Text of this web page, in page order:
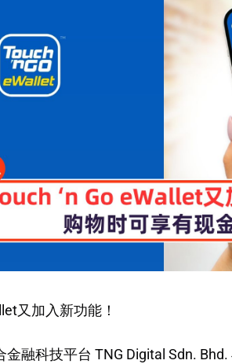
又加入新功能！
融科技平台 TNG Digital Sdn.